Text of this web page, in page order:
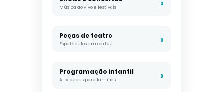
Música ao vivo e festivais
Peças de teatro
Espetáculos em cartaz
Programação infantil
Atividades para famílias